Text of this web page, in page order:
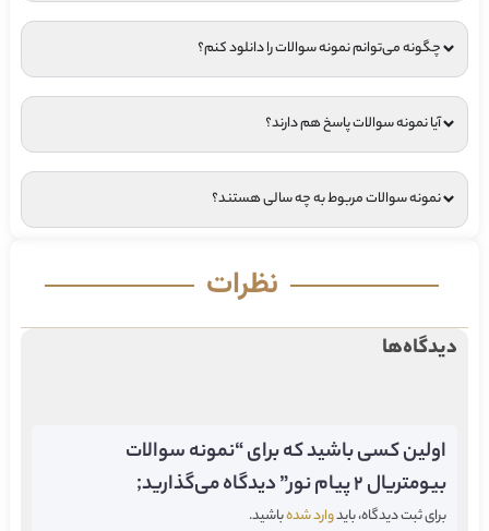
چگونه می‌توانم نمونه سوالات را دانلود کنم؟
آیا نمونه سوالات پاسخ هم دارند؟
نمونه سوالات مربوط به چه سالی هستند؟
نظرات
دیدگاه‌ها
اولین کسی باشید که برای “نمونه سوالات
بیومتریال ۲ پیام نور” دیدگاه می‌گذارید;
برای ثبت دیدگاه، بایدوارد شدهباشید.